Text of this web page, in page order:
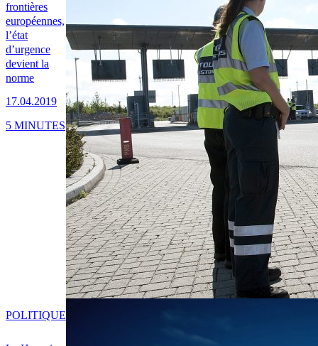
frontières
européennes,
l’état
d’urgence
devient la
norme
17.04.2019
5 MINUTES
POLITIQUE